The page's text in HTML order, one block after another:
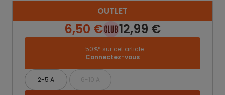
OUTLET
6,50 € 12,99 €
-50%* sur cet article
Connectez-vous
2-5 A 6-10 A